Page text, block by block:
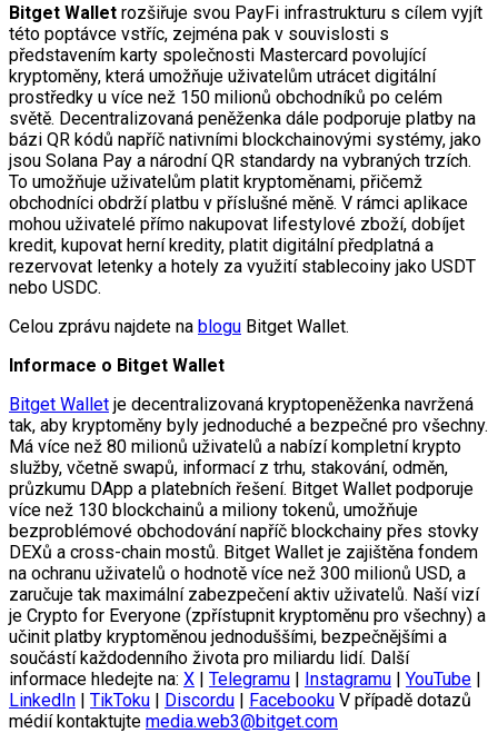
Bitget Wallet rozšiřuje svou PayFi infrastrukturu s cílem vyjít
této poptávce vstříc, zejména pak v souvislosti s
představením karty společnosti Mastercard povolující
kryptoměny, která umožňuje uživatelům utrácet digitální
prostředky u více než 150 milionů obchodníků po celém
světě. Decentralizovaná peněženka dále podporuje platby na
bázi QR kódů napříč nativními blockchainovými systémy, jako
jsou Solana Pay a národní QR standardy na vybraných trzích.
To umožňuje uživatelům platit kryptoměnami, přičemž
obchodníci obdrží platbu v příslušné měně. V rámci aplikace
mohou uživatelé přímo nakupovat lifestylové zboží, dobíjet
kredit, kupovat herní kredity, platit digitální předplatná a
rezervovat letenky a hotely za využití stablecoiny jako USDT
nebo USDC.
Celou zprávu najdete na blogu Bitget Wallet.
Informace o Bitget Wallet
Bitget Wallet je decentralizovaná kryptopeněženka navržená
tak, aby kryptoměny byly jednoduché a bezpečné pro všechny.
Má více než 80 milionů uživatelů a nabízí kompletní krypto
služby, včetně swapů, informací z trhu, stakování, odměn,
průzkumu DApp a platebních řešení. Bitget Wallet podporuje
více než 130 blockchainů a miliony tokenů, umožňuje
bezproblémové obchodování napříč blockchainy přes stovky
DEXů a cross-chain mostů. Bitget Wallet je zajištěna fondem
na ochranu uživatelů o hodnotě více než 300 milionů USD, a
zaručuje tak maximální zabezpečení aktiv uživatelů. Naší vizí
je Crypto for Everyone (zpřístupnit kryptoměnu pro všechny) a
učinit platby kryptoměnou jednoduššími, bezpečnějšími a
součástí každodenního života pro miliardu lidí. Další
informace hledejte na: X | Telegramu | Instagramu | YouTube |
LinkedIn | TikToku | Discordu | Facebooku V případě dotazů
médií kontaktujte media.web3@bitget.com